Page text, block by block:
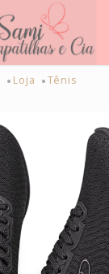
Loja Tênis